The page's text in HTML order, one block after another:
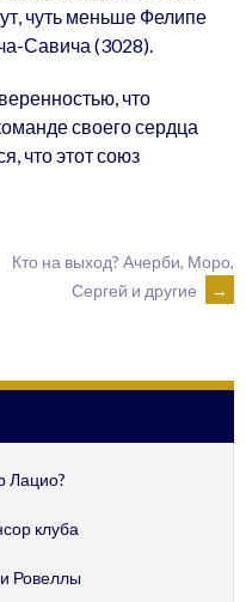
чуть меньше Фелипе
Савича (3028).
что
своего сердца
что этот союз
Кто на выход? Ачерби, Моро,
Сергей и другие
→
Лацио?
клуба
Ровеллы